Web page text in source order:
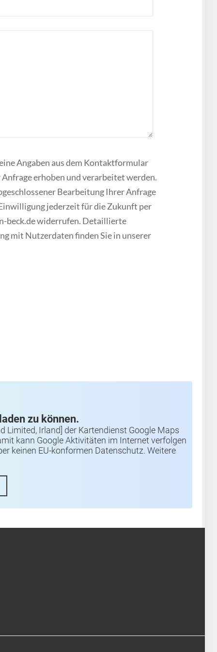
Angaben aus dem Kontaktformular
erhoben und verarbeitet werden.
Bearbeitung Ihrer Anfrage
jederzeit für die Zukunft per
beck.de widerrufen. Detaillierte
mit Nutzerdaten finden Sie in unserer
zu können.
Limited, Irland] der Kartendienst Google Maps
kann Google Aktivitäten im Internet verfolgen
keinen EU-konformen Datenschutz. Weitere